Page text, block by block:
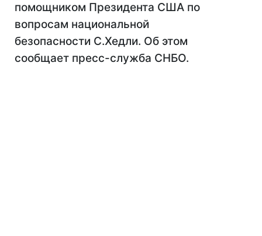
помощником Президента США по
вопросам национальной
безопасности С.Хедли. Об этом
сообщает пресс-служба СНБО.